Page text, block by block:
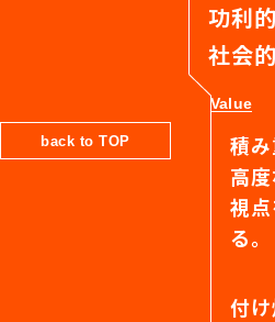
back to TOP
功利
社会
Value
積
高
視
る。
付け